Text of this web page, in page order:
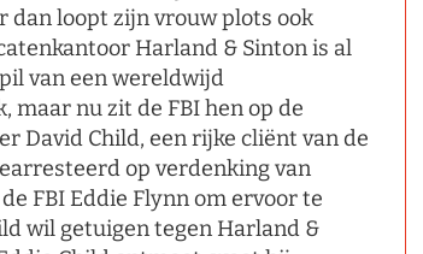
dan loopt zijn vrouw plots ook
Harland & Sinton is al
van een wereldwijd
maar nu zit de FBI hen op de
David Child, een rijke cliënt van de
op verdenking van
FBI Eddie Flynn om ervoor te
wil getuigen tegen Harland &